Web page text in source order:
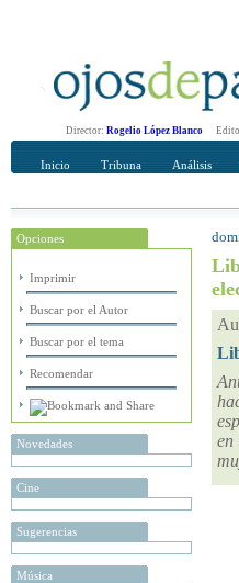
Director: Rogelio López Blanco
Inicio Tribuna Análisis
Opciones
Imprimir
Buscar por el Autor
Buscar por el tema
Recomendar
Novedades
Cine
Sugerencias
Música
Su
en